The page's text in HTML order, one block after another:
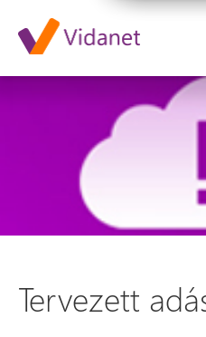
Tervezett
Tervezett